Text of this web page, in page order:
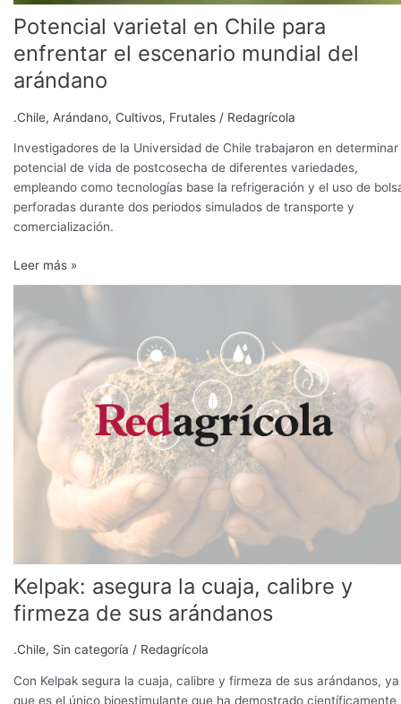
Potencial varietal en Chile para
enfrentar el escenario mundial del
arándano
.Chile, Arándano, Cultivos, Frutales / Redagrícola
Investigadores de la Universidad de Chile trabajaron en determinar
potencial de vida de postcosecha de diferentes variedades,
empleando como tecnologías base la refrigeración y el uso de
perforadas durante dos periodos simulados de transporte y
comercialización.
Leer más »
Kelpak: asegura la cuaja, calibre y
firmeza de sus arándanos
.Chile, Sin categoría / Redagrícola
Con Kelpak segura la cuaja, calibre y firmeza de sus arándanos, ya
que es el único bioestimulante que ha demostrado científicamente
asegura
cuaja,
de
arándanos